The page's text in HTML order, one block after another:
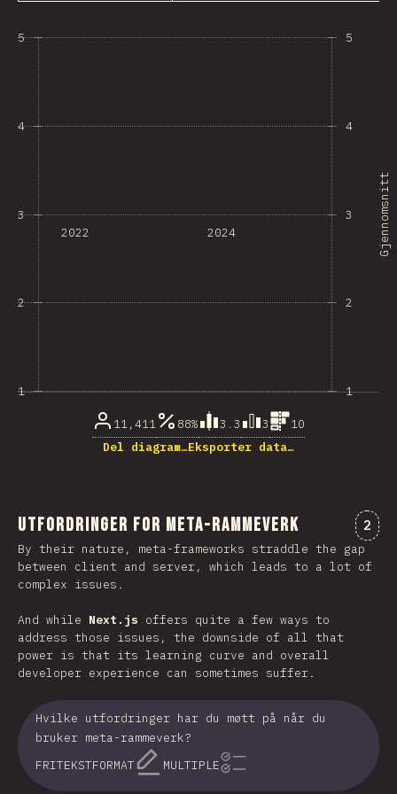
1
2
3
4
5
2022 2024
1
2
3
4
5
Gjennomsnitt
11,411 88% 3.3 3
10
Del diagram…Eksporter data…
Utfordringer for Meta-Rammeverk 2
By their nature, meta-frameworks straddle the gap
between client and server, which leads to a lot of
complex issues.
And while Next.js offers quite a few ways to
address those issues, the downside of all that
power is that its learning curve and overall
developer experience can sometimes suffer.
Hvilke utfordringer har du møtt på når du
bruker meta-rammeverk?
FRITEKSTFORMAT
MULTIPLE